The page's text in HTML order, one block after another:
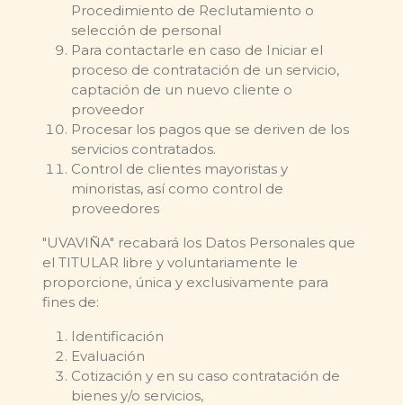
Procedimiento de Reclutamiento o
selección de personal
Para contactarle en caso de Iniciar el
proceso de contratación de un servicio,
captación de un nuevo cliente o
proveedor
Procesar los pagos que se deriven de los
servicios contratados.
Control de clientes mayoristas y
minoristas, así como control de
proveedores
"UVAVIÑA" recabará los Datos Personales que
el TITULAR libre y voluntariamente le
proporcione, única y exclusivamente para
fines de:
Identificación
Evaluación
Cotización y en su caso contratación de
bienes y/o servicios,